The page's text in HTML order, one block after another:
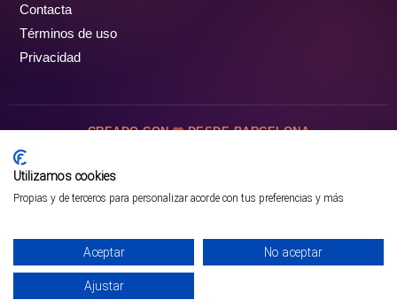
Contacta
Términos de uso
Privacidad
CREADO CON DESDE BARCELONA
Utilizamos cookies
Propias y de terceros para personalizar acorde con tus preferencias y más
Aceptar No aceptar
Ajustar